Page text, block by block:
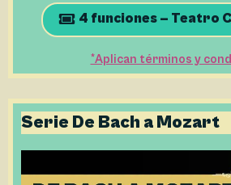
4 funciones – Teatro
*Aplican términos y
Serie De Bach a Mozart